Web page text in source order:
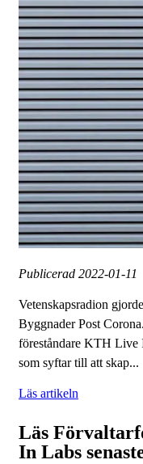
Publicerad 2022-01-11
Vetenskapsradion
Byggnader Post
föreståndare KTH Live
som syftar till att skap...
Läs artikeln
Läs
In Labs